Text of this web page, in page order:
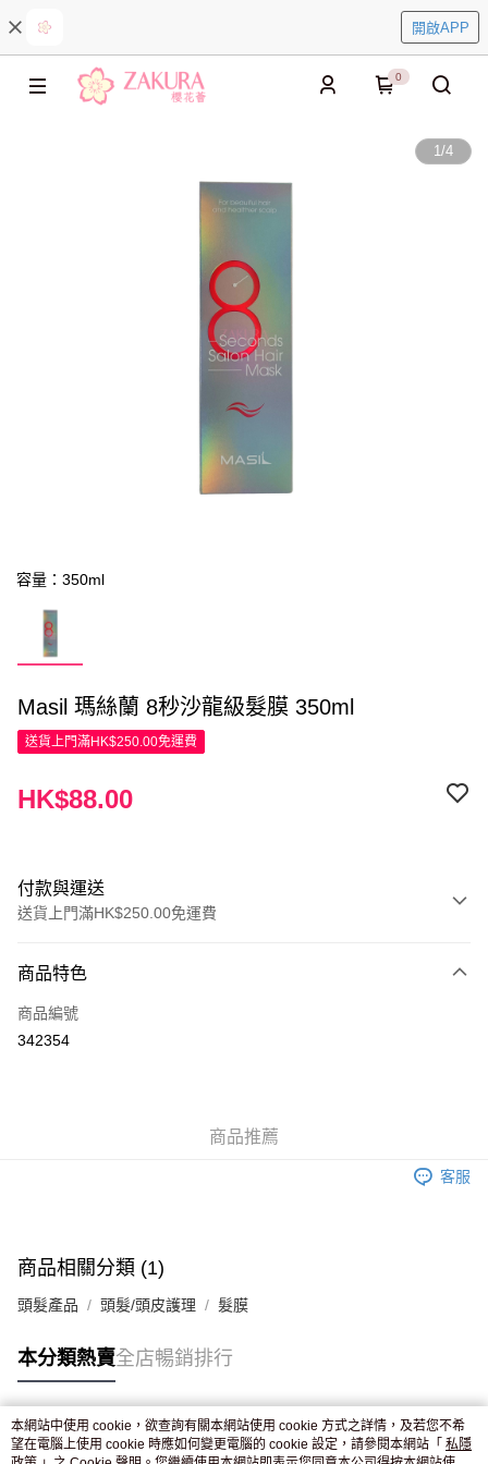
開啟APP
0
1/4
容量：350ml
Masil 瑪絲蘭 8秒沙龍級髮膜 350ml
送貨上門滿HK$250.00免運費
HK$88.00
付款與運送
送貨上門滿HK$250.00免運費
信用卡
Apple Pay
付款後門市自取，訂單確認後2-4個工作天到店，7天內取。逾期後
商品特色
商品編號
342354
商品推薦
客服
商品相關分類 (1)
頭髮產品 頭髮/頭皮護理 髮膜
本分類熱賣全店暢銷排行
熱門標籤
本網站中使用 cookie，欲查詢有關本網站使用 cookie 方式之詳情，及若您不希
望在電腦上使用 cookie 時應如何變更電腦的 cookie 設定，請參閱本網站「 私隱